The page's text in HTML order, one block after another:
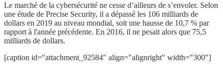
Le marché de la cybersécurité ne cesse d’ailleurs de s’envoler. Selon
une étude de Precise Security, il a dépassé les 106 milliards de
dollars en 2019 au niveau mondial, soit une hausse de 10,7 % par
rapport à l'année précédente. En 2016, il ne pesait alors que 75,5
milliards de dollars.
[caption id="attachment_92584" align="alignright" width="300"]